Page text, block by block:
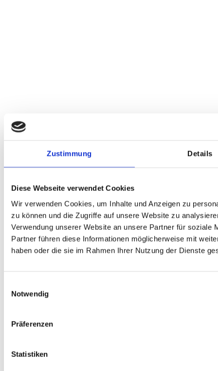
Zustimmung Details
Diese Webseite verwendet Cookies
Wir verwenden Cookies, um Inhalte und Anzeigen zu
zu können und die Zugriffe auf unsere Website zu
Verwendung unserer Website an unsere Partner für soziale
Partner führen diese Informationen möglicherweise mit
haben oder die sie im Rahmen Ihrer Nutzung der Dienste
Notwendig
Präferenzen
Statistiken